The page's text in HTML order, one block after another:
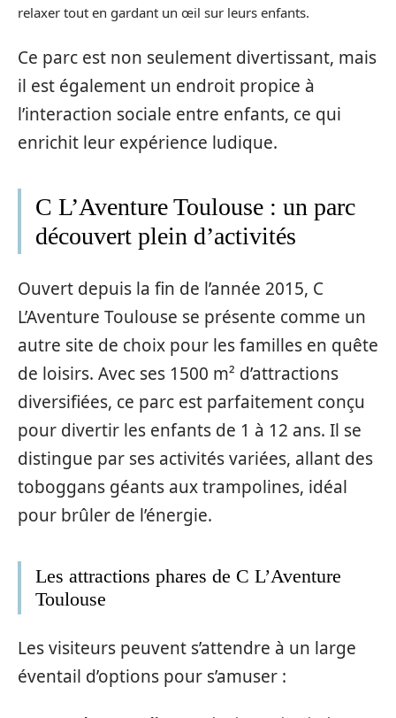
relaxer tout en gardant un œil sur leurs enfants.
Ce parc est non seulement divertissant, mais
il est également un endroit propice à
l’interaction sociale entre enfants, ce qui
enrichit leur expérience ludique.
C L’Aventure Toulouse : un parc
découvert plein d’activités
Ouvert depuis la fin de l’année 2015, C
L’Aventure Toulouse se présente comme un
autre site de choix pour les familles en quête
de loisirs. Avec ses 1500 m² d’attractions
diversifiées, ce parc est parfaitement conçu
pour divertir les enfants de 1 à 12 ans. Il se
distingue par ses activités variées, allant des
toboggans géants aux trampolines, idéal
pour brûler de l’énergie.
Les attractions phares de C L’Aventure
Toulouse
Les visiteurs peuvent s’attendre à un large
éventail d’options pour s’amuser :